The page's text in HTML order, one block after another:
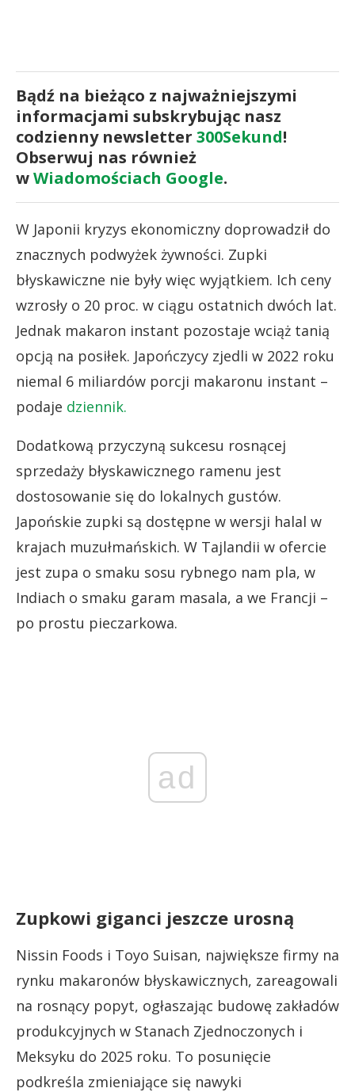
Bądź na bieżąco z najważniejszymi
informacjami subskrybując nasz
codzienny newsletter 300Sekund!
Obserwuj nas również
wWiadomościach Google.
W Japonii kryzys ekonomiczny doprowadził do
znacznych podwyżek żywności. Zupki
błyskawiczne nie były więc wyjątkiem. Ich ceny
wzrosły o 20 proc. w ciągu ostatnich dwóch lat.
Jednak makaron instant pozostaje wciąż tanią
opcją na posiłek. Japończycy zjedli w 2022 roku
niemal 6 miliardów porcji makaronu instant –
podaje dziennik.
Dodatkową przyczyną sukcesu rosnącej
sprzedaży błyskawicznego ramenu jest
dostosowanie się do lokalnych gustów.
Japońskie zupki są dostępne w wersji halal w
krajach muzułmańskich. W Tajlandii w ofercie
jest zupa o smaku sosu rybnego nam pla, w
Indiach o smaku garam masala, a we Francji –
po prostu pieczarkowa.
ad
Zupkowi giganci jeszcze urosną
Nissin Foods i Toyo Suisan, największe firmy na
rynku makaronów błyskawicznych, zareagowali
na rosnący popyt, ogłaszając budowę zakładów
produkcyjnych w Stanach Zjednoczonych i
Meksyku do 2025 roku. To posunięcie
podkreśla zmieniające się nawyki